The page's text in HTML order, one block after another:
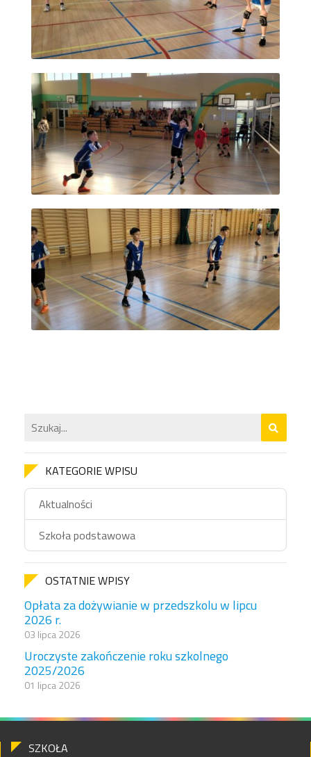
KATEGORIE WPISU
Aktualności
Szkoła podstawowa
OSTATNIE WPISY
Opłata za dożywianie w przedszkolu w lipcu
2026 r.
03 lipca 2026
Uroczyste zakończenie roku szkolnego
2025/2026
01 lipca 2026
SZKOŁA